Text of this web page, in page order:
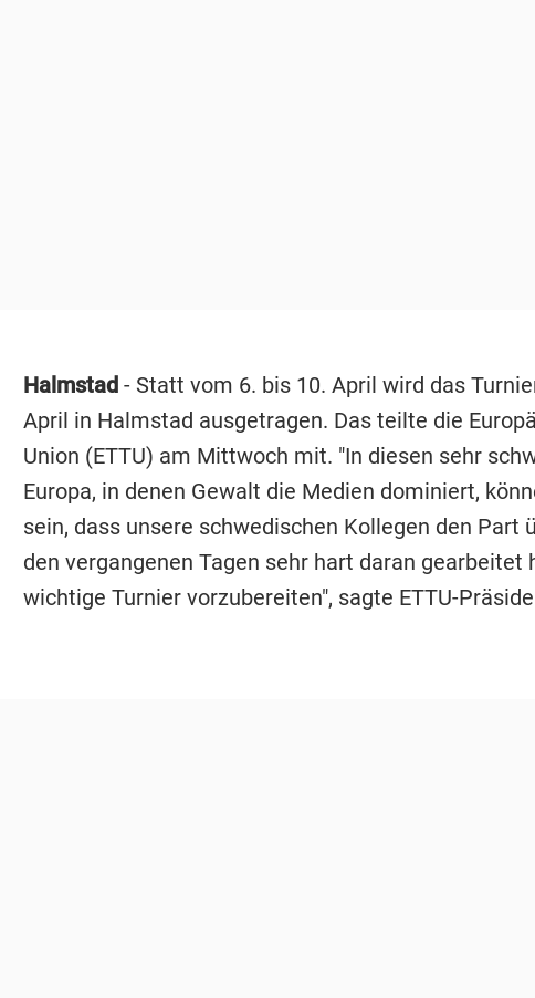
Halmstad- Statt vom 6. bis 10. April wird das
April in Halmstad ausgetragen. Das teilte die
Union (ETTU) am Mittwoch mit. "In diesen sehr
Europa, in denen Gewalt die Medien dominiert,
sein, dass unsere schwedischen Kollegen den Part
den vergangenen Tagen sehr hart daran gearbeitet
wichtige Turnier vorzubereiten", sagte ETTU-